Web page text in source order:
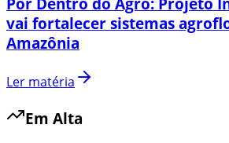
vai fortalecer sistemas
Amazônia
Ler matéria
Em Alta